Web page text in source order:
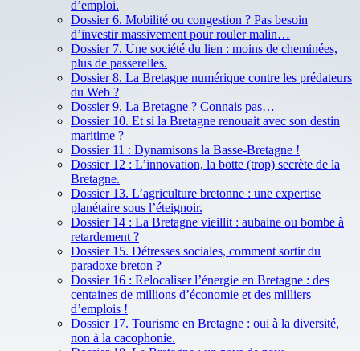
d’emploi.
Dossier 6. Mobilité ou congestion ? Pas besoin
d’investir massivement pour rouler malin…
Dossier 7. Une société du lien : moins de cheminées,
plus de passerelles.
Dossier 8. La Bretagne numérique contre les prédateurs
du Web ?
Dossier 9. La Bretagne ? Connais pas…
Dossier 10. Et si la Bretagne renouait avec son destin
maritime ?
Dossier 11 : Dynamisons la Basse-Bretagne !
Dossier 12 : L’innovation, la botte (trop) secrète de la
Bretagne.
Dossier 13. L’agriculture bretonne : une expertise
planétaire sous l’éteignoir.
Dossier 14 : La Bretagne vieillit : aubaine ou bombe à
retardement ?
Dossier 15. Détresses sociales, comment sortir du
paradoxe breton ?
Dossier 16 : Relocaliser l’énergie en Bretagne : des
centaines de millions d’économie et des milliers
d’emplois !
Dossier 17. Tourisme en Bretagne : oui à la diversité,
non à la cacophonie.